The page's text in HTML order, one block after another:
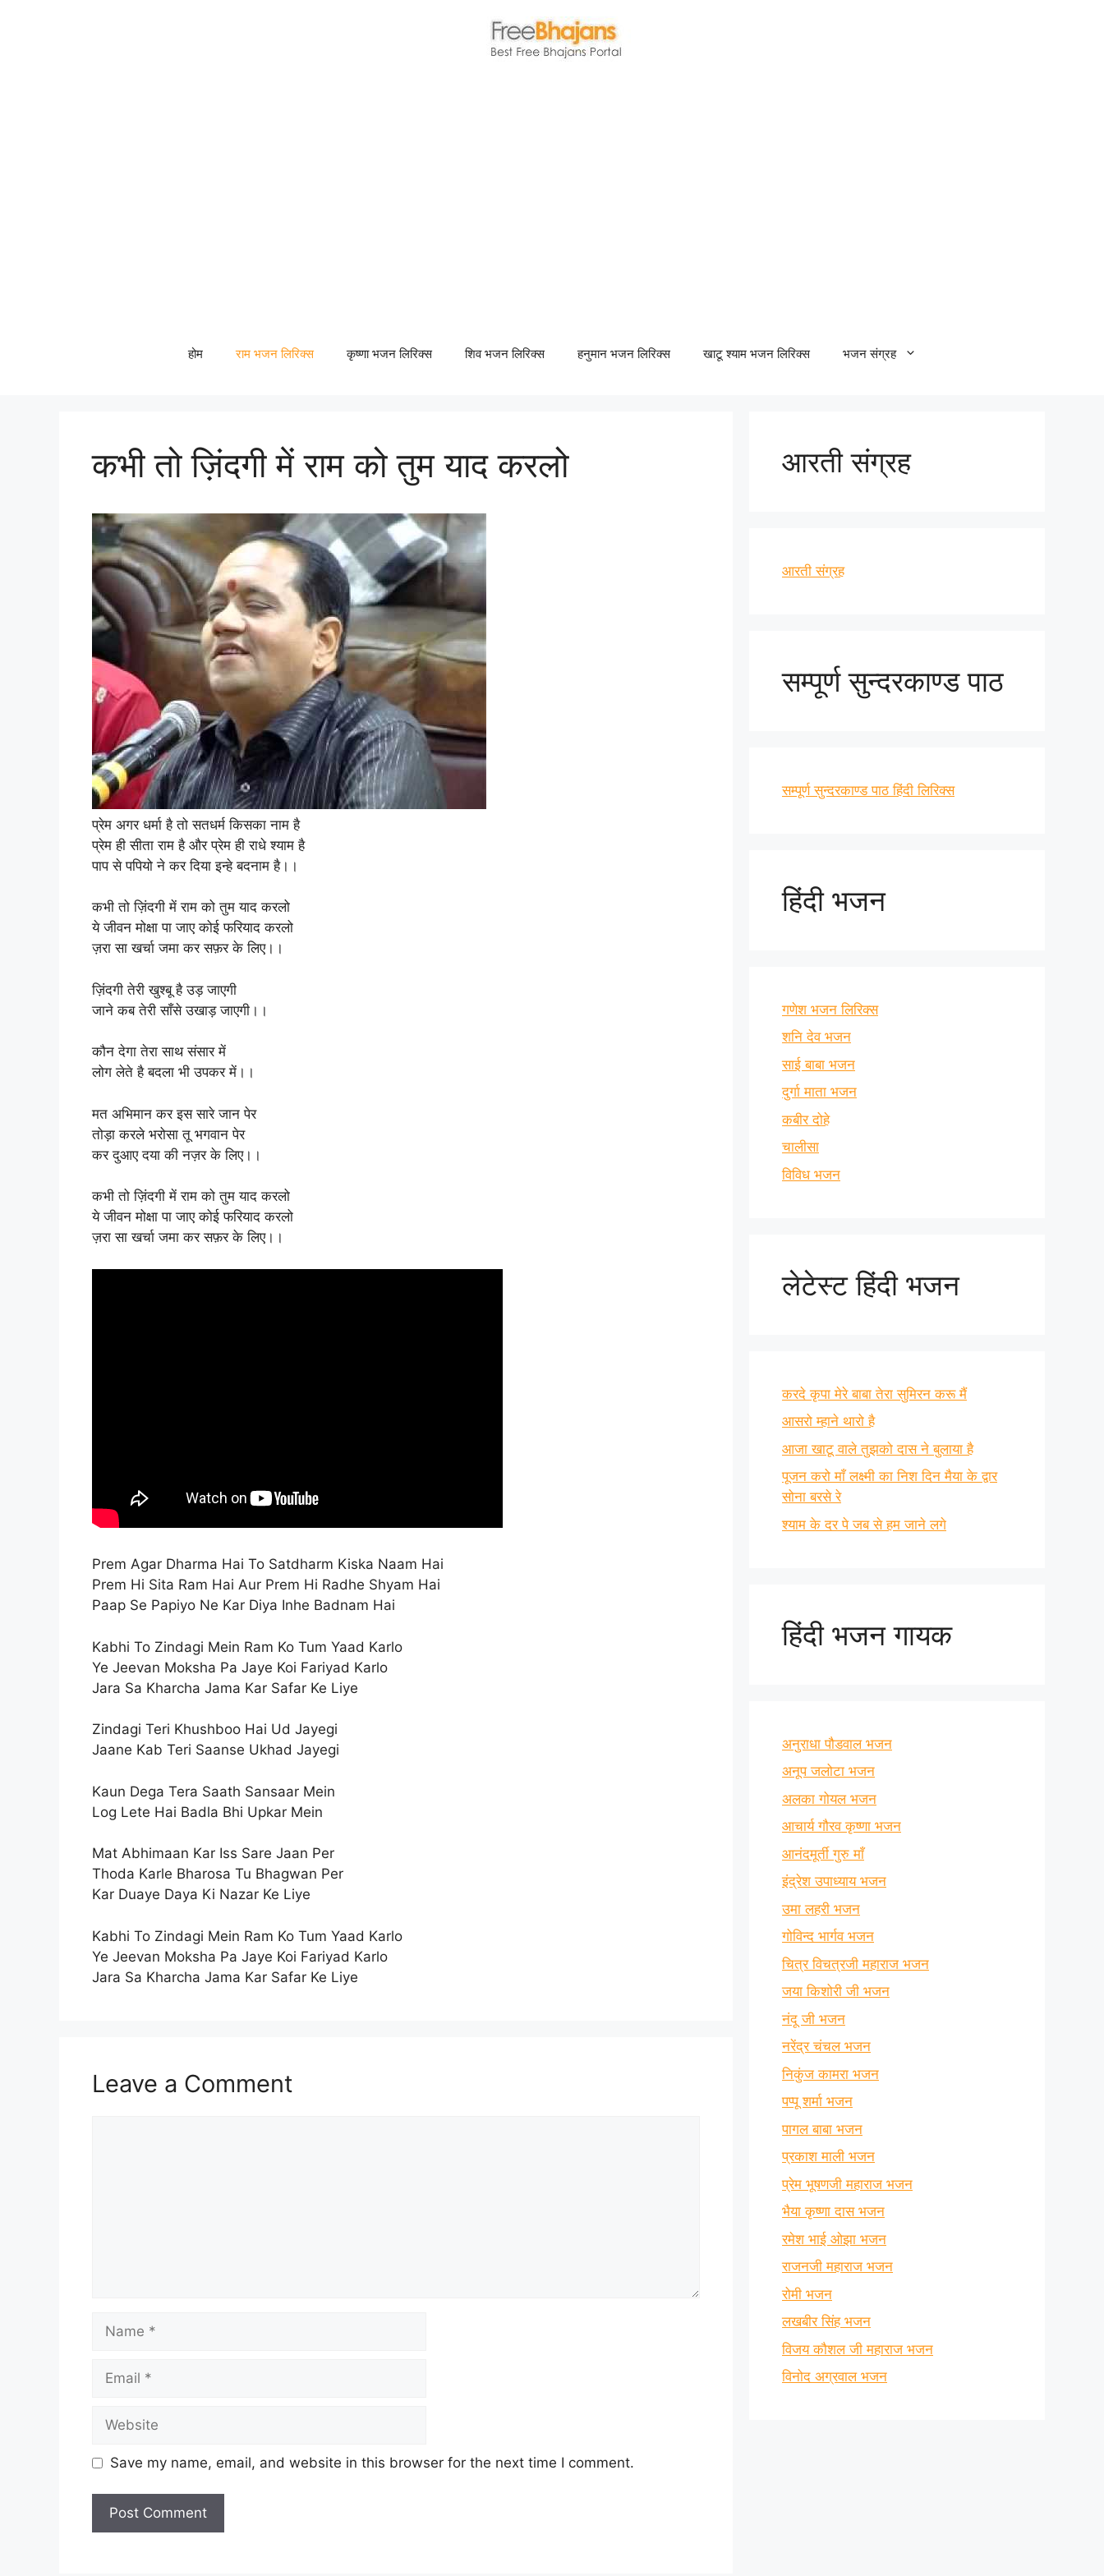
होम राम भजन लिरिक्स कृष्णा भजन लिरिक्स शिव भजन लिरिक्स हनुमान भजन लिरिक्स खाटू श्याम भजन लिरिक्स भजन संग्रह
कभी तो ज़िंदगी में राम को तुम याद करलो
प्रेम अगर धर्मा है तो सतधर्म किसका नाम है
प्रेम ही सीता राम है और प्रेम ही राधे श्याम है
पाप से पपियो ने कर दिया इन्हे बदनाम है।।
कभी तो ज़िंदगी में राम को तुम याद करलो
ये जीवन मोक्षा पा जाए कोई फरियाद करलो
ज़रा सा खर्चा जमा कर सफ़र के लिए।।
ज़िंदगी तेरी खुश्बू है उड़ जाएगी
जाने कब तेरी साँसे उखाड़ जाएगी।।
कौन देगा तेरा साथ संसार में
लोग लेते है बदला भी उपकर में।।
मत अभिमान कर इस सारे जान पेर
तोड़ा करले भरोसा तू भगवान पेर
कर दुआए दया की नज़र के लिए।।
कभी तो ज़िंदगी में राम को तुम याद करलो
ये जीवन मोक्षा पा जाए कोई फरियाद करलो
ज़रा सा खर्चा जमा कर सफ़र के लिए।।
Prem Agar Dharma Hai To Satdharm Kiska Naam Hai
Prem Hi Sita Ram Hai Aur Prem Hi Radhe Shyam Hai
Paap Se Papiyo Ne Kar Diya Inhe Badnam Hai
Kabhi To Zindagi Mein Ram Ko Tum Yaad Karlo
Ye Jeevan Moksha Pa Jaye Koi Fariyad Karlo
Jara Sa Kharcha Jama Kar Safar Ke Liye
Zindagi Teri Khushboo Hai Ud Jayegi
Jaane Kab Teri Saanse Ukhad Jayegi
Kaun Dega Tera Saath Sansaar Mein
Log Lete Hai Badla Bhi Upkar Mein
Mat Abhimaan Kar Iss Sare Jaan Per
Thoda Karle Bharosa Tu Bhagwan Per
Kar Duaye Daya Ki Nazar Ke Liye
Kabhi To Zindagi Mein Ram Ko Tum Yaad Karlo
Ye Jeevan Moksha Pa Jaye Koi Fariyad Karlo
Jara Sa Kharcha Jama Kar Safar Ke Liye
Leave a Comment
Save my name, email, and website in this browser for the next time I comment.
आरती संग्रह
आरती संग्रह
सम्पूर्ण सुन्दरकाण्ड पाठ
सम्पूर्ण सुन्दरकाण्ड पाठ हिंदी लिरिक्स
हिंदी भजन
गणेश भजन लिरिक्स
शनि देव भजन
साई बाबा भजन
दुर्गा माता भजन
कबीर दोहे
चालीसा
विविध भजन
लेटेस्ट हिंदी भजन
करदे कृपा मेरे बाबा तेरा सुमिरन करू मैं
आसरो म्हाने थारो है
आजा खाटू वाले तुझको दास ने बुलाया है
पूजन करो माँ लक्ष्मी का निश दिन मैया के द्वार
सोना बरसे रे
श्याम के दर पे जब से हम जाने लगे
हिंदी भजन गायक
अनुराधा पौडवाल भजन
अनूप जलोटा भजन
अलका गोयल भजन
आचार्य गौरव कृष्णा भजन
आनंदमूर्ती गुरु माँ
इंद्रेश उपाध्याय भजन
उमा लहरी भजन
गोविन्द भार्गव भजन
चित्र विचत्रजी महाराज भजन
जया किशोरी जी भजन
नंदू जी भजन
नरेंद्र चंचल भजन
निकुंज कामरा भजन
पप्पू शर्मा भजन
पागल बाबा भजन
प्रकाश माली भजन
प्रेम भूषणजी महाराज भजन
भैया कृष्णा दास भजन
रमेश भाई ओझा भजन
राजनजी महाराज भजन
रोमी भजन
लखबीर सिंह भजन
विजय कौशल जी महाराज भजन
विनोद अग्रवाल भजन